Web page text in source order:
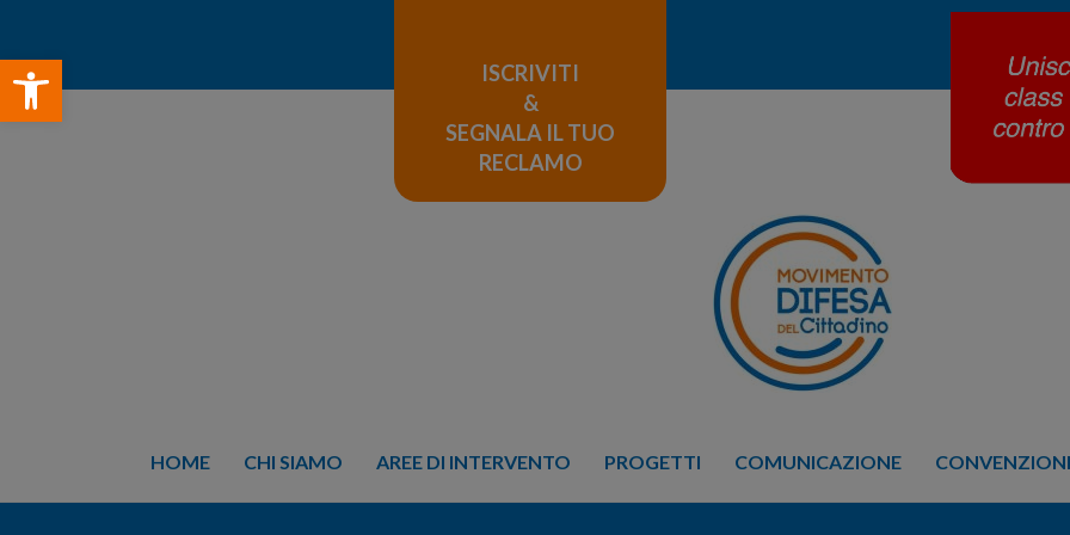
Open toolbar
ISCRIVITI
&
SEGNALA IL TUO
RECLAMO
HOME CHI SIAMO AREE DI INTERVENTO PROGETTI COMUNICAZIONE